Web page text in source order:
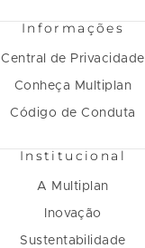
Informações
Central de Privacidade
Conheça Multiplan
Código de Conduta
Institucional
A Multiplan
Inovação
Sustentabilidade